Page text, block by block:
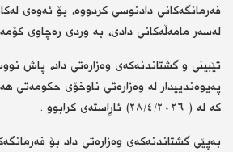
فەرمانگەکانی دادنوسی کردووە، بۆ ئەوەی
لەسەر مامەڵەکانی دادی، بە وردی رەچاوی
تێبینی و گشتاندنەکەی وەزارەتی داد، پاش
پەیوەندییدار لە وەزارەتی ناوخۆی حکومەتی
کە لە ( ٢٨/٤/٢٠٢٦) ئاڕاستەی کرابوو .
بەپێی گشتاندنەکەی وەزارەتی داد بۆ